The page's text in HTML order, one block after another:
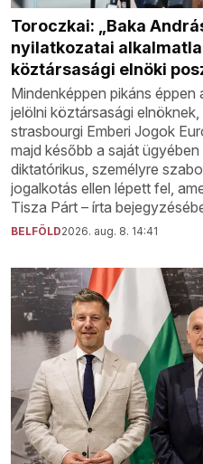
Toroczkai: „Baka
nyilatkozatai
köztársasági elnöki
Mindenképpen pikáns
jelölni köztársasági
strasbourgi Emberi Jogok
majd később a saját
diktatórikus, személyre
jogalkotás ellen lépett fel,
Tisza Párt – írta
BELFÖLD2026. aug. 8. 14:41